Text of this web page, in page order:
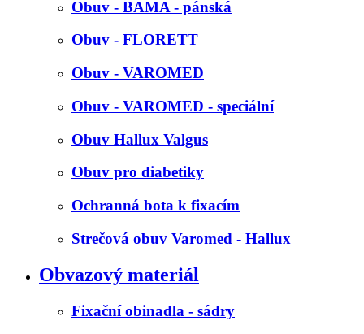
Obuv - BAMA - pánská
Obuv - FLORETT
Obuv - VAROMED
Obuv - VAROMED - speciální
Obuv Hallux Valgus
Obuv pro diabetiky
Ochranná bota k fixacím
Strečová obuv Varomed - Hallux
Obvazový materiál
Fixační obinadla - sádry